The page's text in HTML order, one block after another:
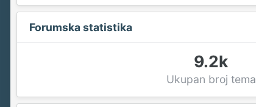
Forumska statistika
9.2k
Ukupan broj tema